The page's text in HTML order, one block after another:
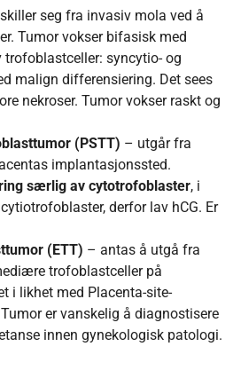
seg fra invasiv mola ved å
Tumor vokser bifasisk med
trofoblastceller: syncytio- og
malign differensiering. Det sees
nekroser. Tumor vokser raskt og
(PSTT) – utgår fra
implantasjonssted.
særlig av cytotrofoblaster, i
derfor lav hCG. Er
(ETT) – antas å utgå fra
trofoblastceller på
i likhet med Placenta-site-
er vanskelig å diagnostisere
innen gynekologisk patologi.